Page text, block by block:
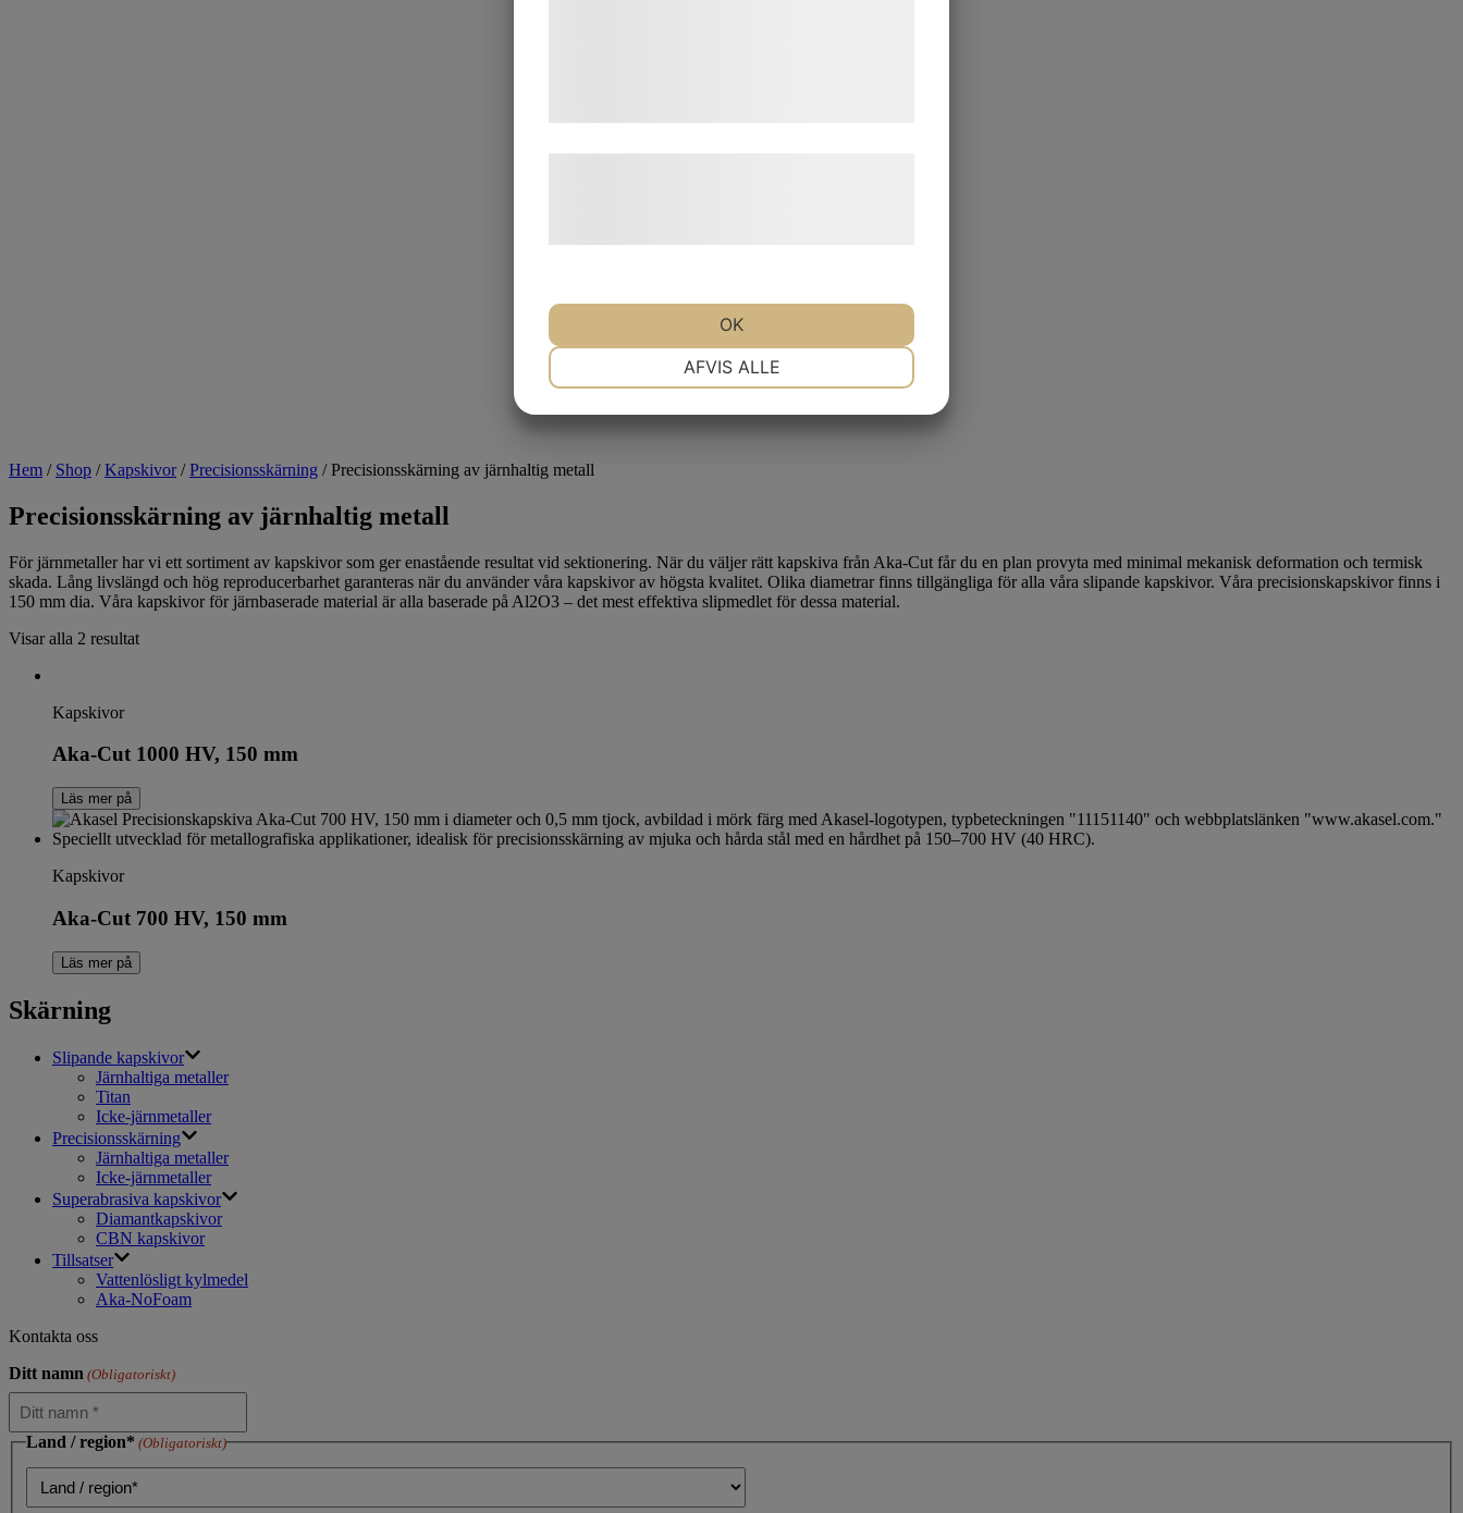
Hem / Shop /Kapskivor/Precisionsskärning /Precisionsskärning av järnhaltig metall
Precisionsskärning av järnhaltig metall
För järnmetaller har vi ett sortiment av kapskivor som ger enastående resultat vid sektionering. När du väljer rätt kapskiva från Aka-Cut får du en plan provyta med minimal mekanisk deformation och termisk
skada. Lång livslängd och hög reproducerbarhet garanteras när du använder våra kapskivor av högsta kvalitet. Olika diametrar finns tillgängliga för alla våra slipande kapskivor. Våra precisionskapskivor finns i
150 mm dia. Våra kapskivor för järnbaserade material är alla baserade på Al2O3 – det mest effektiva slipmedlet för dessa material.
Visar alla 2 resultat
Kapskivor
Aka-Cut 1000 HV, 150 mm
Läs mer på
Kapskivor
Aka-Cut 700 HV, 150 mm
Läs mer på
Skärning
Slipande kapskivor
Järnhaltiga metaller
Titan
Icke-järnmetaller
Precisionsskärning
Järnhaltiga metaller
Icke-järnmetaller
Superabrasiva kapskivor
Diamantkapskivor
CBN kapskivor
Tillsatser
Vattenlösligt kylmedel
Aka-NoFoam
Kontakta oss
Ditt namn (Obligatoriskt)
Land / region* (Obligatoriskt)
AFVIS ALLE
OK